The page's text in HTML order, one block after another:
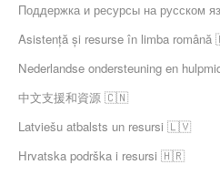
Поддержка и ресурсы на русском
Asistență și resurse în limba
Nederlandse ondersteuning en
中文支援和資源 🇨🇳
Latviešu atbalsts un resursi 🇱🇻
Hrvatska podrška i resursi 🇭🇷